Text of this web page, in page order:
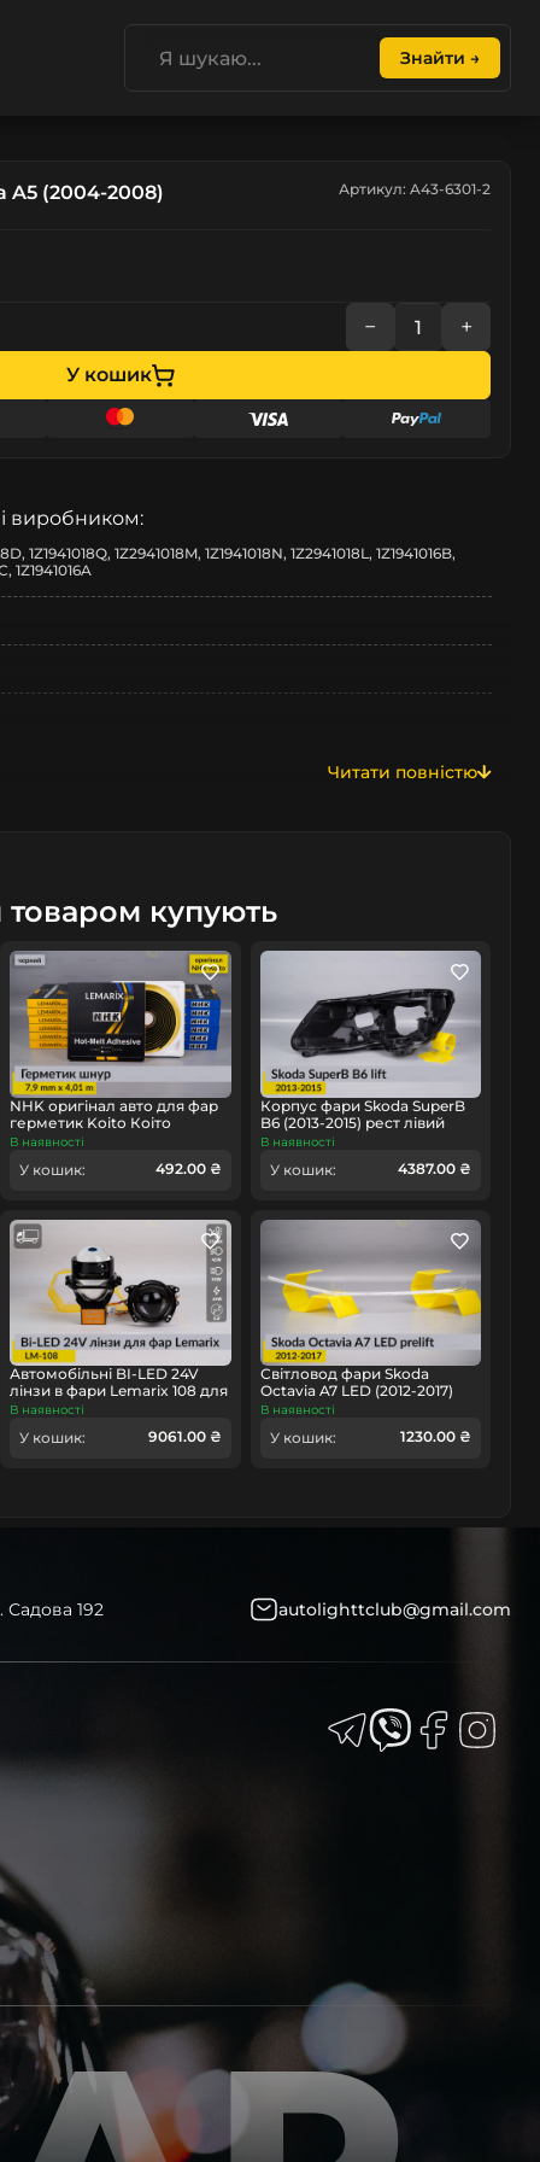
Знайти →
A5 (2004-2008)
Артикул: A43-6301-2
− +
У кошик
виробником:
1Z1941018Q, 1Z2941018M, 1Z1941018N, 1Z2941018L, 1Z1941016B,
1Z1941016A
Читати повністю
купують
NHK оригінал авто для фар
герметик Koito Коіто
бутиловий шнур термо
В наявності
У кошик: 492.00 ₴
Корпус фари Skoda SuperB
B6 (2013-2015) рест лівий
В наявності
У кошик: 4387.00 ₴
Автомобільні BI-LED 24V
лінзи в фари Lemarix 108 для
вантажних авто
В наявності
У кошик: 9061.00 ₴
Світловод фари Skoda
Octavia A7 LED (2012-2017)
дорест довгий лівий
В наявності
У кошик: 1230.00 ₴
Садова 192 autolighttclub@gmail.com